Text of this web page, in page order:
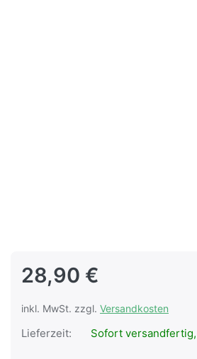
28,90 €
inkl. MwSt. zzgl. Versandkosten
Lieferzeit: Sofort versandfertig,